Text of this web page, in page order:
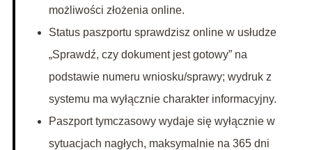
możliwości złożenia online.
Status paszportu sprawdzisz online w usłudze
„Sprawdź, czy dokument jest gotowy” na
podstawie numeru wniosku/sprawy; wydruk z
systemu ma wyłącznie charakter informacyjny.
Paszport tymczasowy wydaje się wyłącznie w
sytuacjach nagłych, maksymalnie na 365 dni